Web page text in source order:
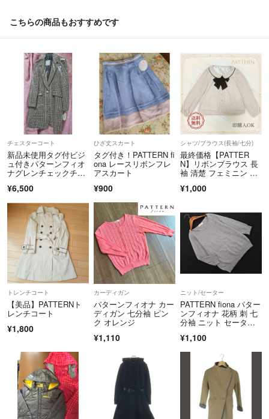
こちらの商品もおすすめです
チェスターコート
新品未使用タグ付ビジ
ュ付きパターンフィオ
ナグレンチェックチェ
¥6,500
ひざ丈スカート
タグ付き！PATTERN fi
ona レースリボンフレ
アスカート
¥900
シャツ/ブラウス(長袖/七分)
最終価格【PATTER
N】リボンブラウス 長
袖 清楚 フェミニン 刺
¥1,000
トレンチコート
【美品】PATTERNト
レンチコート
¥1,800
カーディガン
パターンフィオナ カー
ディガン 七分袖 ピン
ク オレンジ
¥1,110
ニット/セーター
PATTERN fiona パター
ンフィオナ 花柄 刺 七
分袖 ニット セータ
◇ レディース
¥1,100